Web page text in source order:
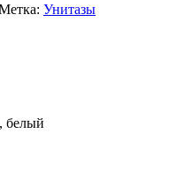
Унитазы
белый